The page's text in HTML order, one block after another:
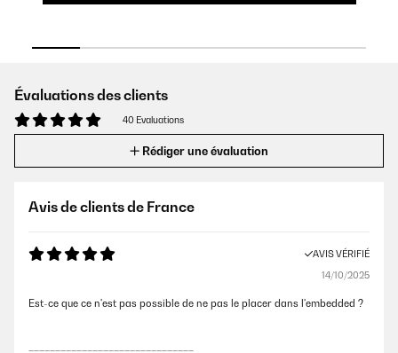
Évaluations des clients
40 Evaluations
Rédiger une évaluation
Avis de clients de France
AVIS VÉRIFIÉ
14/10/2025
Est-ce que ce n'est pas possible de ne pas le placer dans l'embedded ?